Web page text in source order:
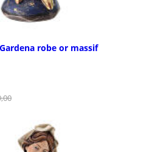
robe or massif